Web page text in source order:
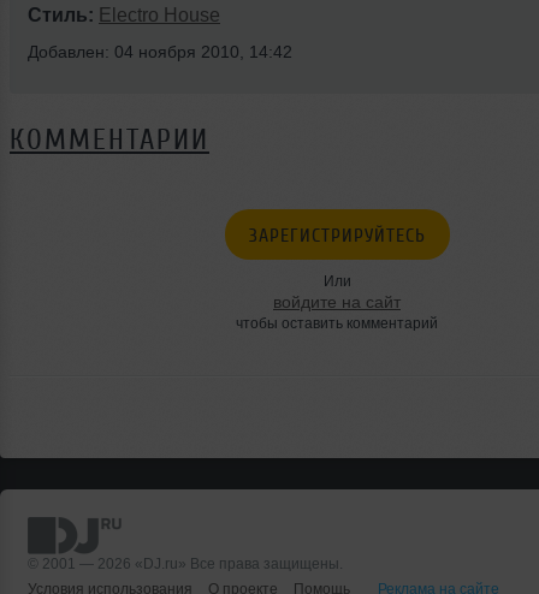
Стиль: Electro House
Добавлен: 04 ноября 2010, 14:42
КОММЕНТАРИИ
ЗАРЕГИСТРИРУЙТЕСЬ
Или
войдите на сайт
чтобы оставить комментарий
© 2001 — 2026 «DJ.ru» Все права защищены.
Условия использования
О проекте Помощь
Реклама на сайте